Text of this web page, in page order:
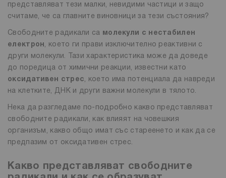
представляват тези малки, невидими частици и защо
считаме, че са главните виновници за тези състояния?
Свободните радикали са
молекули с нестабилен
електрон , което ги прави изключително реактивни с
други молекули. Тази характеристика може да доведе
до поредица от химични реакции, известни като
оксидативен стрес, което има потенциала да навреди
на клетките, ДНК и други важни молекули в тялото.
Нека да разгледаме по-подробно какво представляват
свободните радикали, как влияят на човешкия
организъм, какво общо имат със стареенето и как да се
предпазим от оксидативен стрес.
Какво представляват свободните